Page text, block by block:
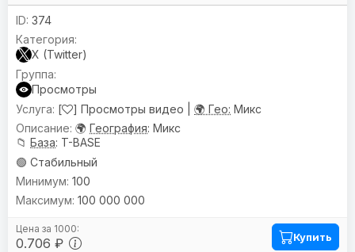
374
X (Twitter)
Просмотры
[
] Просмотры видео | 🌍 Гео: Микс
🌍 География: Микс
📁 База: T-BASE
🟢 Стабильный
0.706 ₽
100
100 000 000
Купить